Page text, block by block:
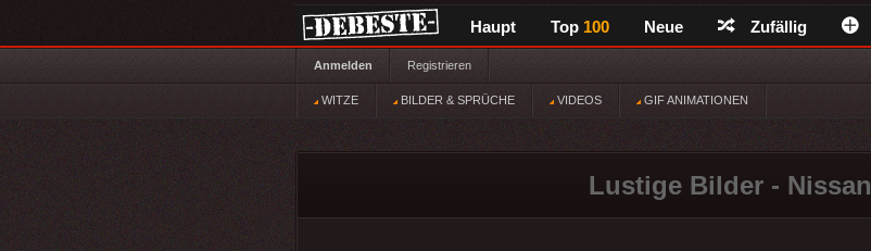
Haupt Top 100 Neue Zufällig
Anmelden Registrieren
WITZE BILDER & SPRÜCHE VIDEOS GIF ANIMATIONEN
Lustige Bilder - Nissan